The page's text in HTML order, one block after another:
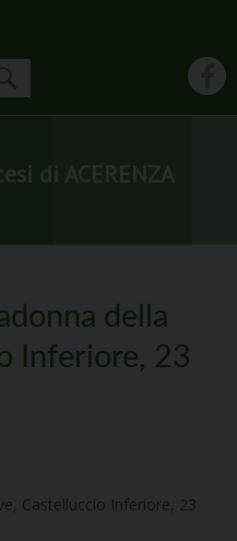
di ACERENZA
della
Inferiore, 23
Castelluccio Inferiore, 23